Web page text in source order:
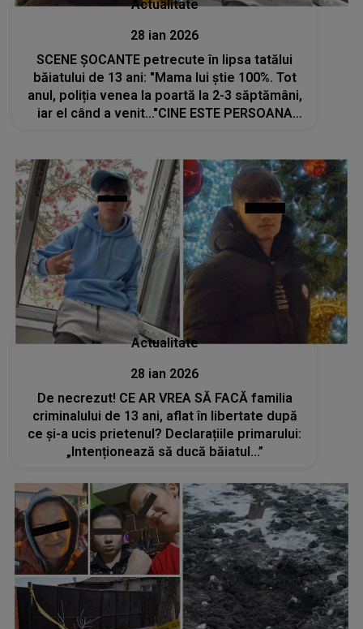
Actualitate
28 ian 2026
SCENE ȘOCANTE petrecute în lipsa tatălui
băiatului de 13 ani: "Mama lui știe 100%. Tot
anul, poliția venea la poartă la 2-3 săptămâni,
iar el când a venit..."CINE ESTE PERSOANA
Actualitate
28 ian 2026
De necrezut! CE AR VREA SĂ FACĂ familia
criminalului de 13 ani, aflat în libertate după
ce și-a ucis prietenul? Declarațiile primarului:
„Intenționează să ducă băiatul...”